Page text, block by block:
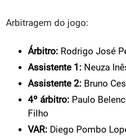
Arbitragem do jogo:
Árbitro: Rodrigo José
Assistente 1: Neuza
Assistente 2: Bruno
4º árbitro: Paulo
Filho
VAR: Diego Pombo